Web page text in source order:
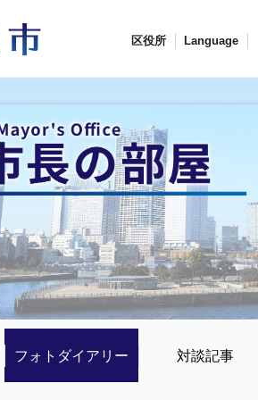
区役所 Language
フォトダイアリー 対談記事